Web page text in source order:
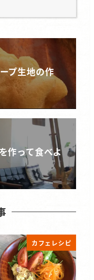
プ生地の作
作って食べよ
カフェレシピ